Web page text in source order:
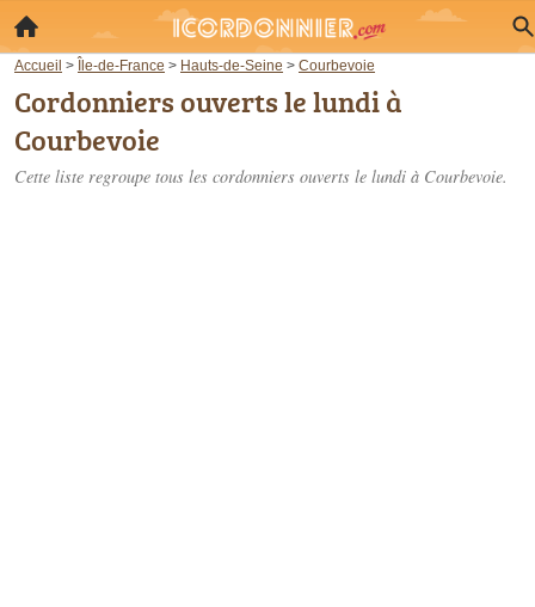
Accueil > Île-de-France > Hauts-de-Seine > Courbevoie
Cordonniers ouverts le lundi à
Courbevoie
Cette liste regroupe tous les cordonniers ouverts le lundi à Courbevoie.